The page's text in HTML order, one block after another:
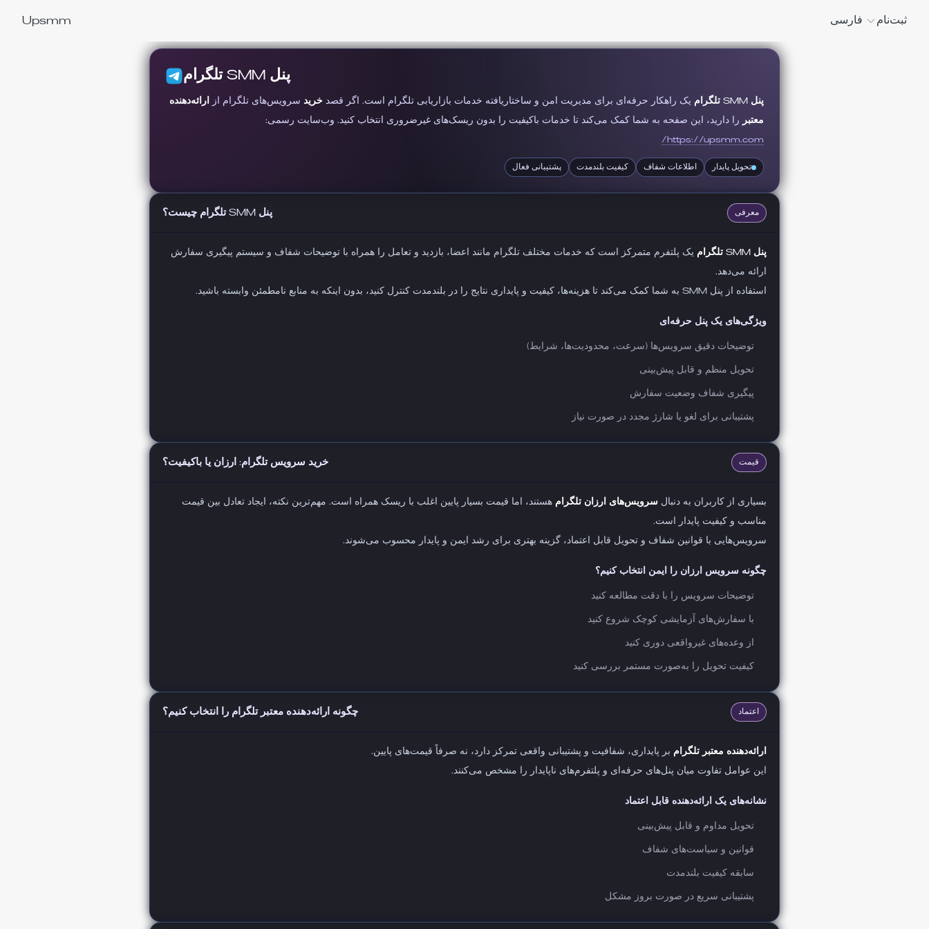
Upsmm فارسی ثبت‌نام
پنل SMM تلگرام
پنل SMM تلگرام یک راهکار حرفه‌ای برای مدیریت امن و ساختاریافته خدمات بازاریابی تلگرام است. اگر قصد خرید سرویس‌های تلگرام از
ارائه‌دهنده
معتبر
را دارید، این صفحه به شما کمک می‌کند تا خدمات باکیفیت را بدون ریسک‌های غیرضروری انتخاب کنید. وب‌سایت رسمی:
https://upsmm.com/
تحویل پایدار اطلاعات شفاف کیفیت بلندمدت پشتیبانی فعال
پنل SMM تلگرام چیست؟ معرفی
پنل SMM تلگرام
یک پلتفرم متمرکز است که خدمات مختلف تلگرام مانند اعضا، بازدید و تعامل را همراه با توضیحات شفاف و سیستم پیگیری سفارش
ارائه می‌دهد.
استفاده از پنل SMM به شما کمک می‌کند تا هزینه‌ها، کیفیت و پایداری نتایج را در بلندمدت کنترل کنید، بدون اینکه به منابع نامطمئن وابسته باشید.
ویژگی‌های یک پنل حرفه‌ای
توضیحات دقیق سرویس‌ها (سرعت، محدودیت‌ها، شرایط)
تحویل منظم و قابل پیش‌بینی
پیگیری شفاف وضعیت سفارش
پشتیبانی برای لغو یا شارژ مجدد در صورت نیاز
خرید سرویس تلگرام: ارزان یا باکیفیت؟ قیمت
بسیاری از کاربران به دنبال سرویس‌های ارزان تلگرام هستند، اما قیمت بسیار پایین اغلب با ریسک همراه است. مهم‌ترین نکته، ایجاد تعادل بین قیمت
مناسب و کیفیت پایدار است.
سرویس‌هایی با قوانین شفاف و تحویل قابل اعتماد، گزینه بهتری برای رشد ایمن و پایدار محسوب می‌شوند.
چگونه سرویس ارزان را ایمن انتخاب کنیم؟
توضیحات سرویس را با دقت مطالعه کنید
با سفارش‌های آزمایشی کوچک شروع کنید
از وعده‌های غیرواقعی دوری کنید
کیفیت تحویل را به‌صورت مستمر بررسی کنید
چگونه ارائه‌دهنده معتبر تلگرام را انتخاب کنیم؟ اعتماد
ارائه‌دهنده معتبر تلگرام بر پایداری، شفافیت و پشتیبانی واقعی تمرکز دارد، نه صرفاً قیمت‌های پایین.
این عوامل تفاوت میان پنل‌های حرفه‌ای و پلتفرم‌های ناپایدار را مشخص می‌کنند.
نشانه‌های یک ارائه‌دهنده قابل اعتماد
تحویل مداوم و قابل پیش‌بینی
قوانین و سیاست‌های شفاف
سابقه کیفیت بلندمدت
پشتیبانی سریع در صورت بروز مشکل